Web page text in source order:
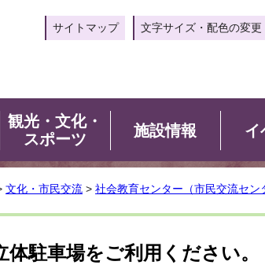
サイトマップ 文字サイズ・配色の変更
観光・文化・
スポーツ
施設情報 イ
文化・市民交流 > 社会教育センター（市民交流セン
体駐車場をご利用ください。